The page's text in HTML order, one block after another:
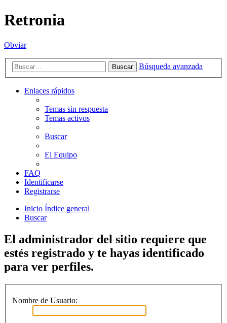
Retronia
Obviar
Buscar Búsqueda avanzada
Enlaces rápidos
Temas sin respuesta
Temas activos
Buscar
El Equipo
FAQ
Identificarse
Registrarse
Inicio Índice general
Buscar
El administrador del sitio requiere que
estés registrado y te hayas identificado
para ver perfiles.
Nombre de Usuario: